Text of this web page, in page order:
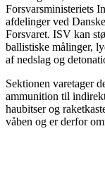
Forsvarsministeriets
afdelinger ved
Forsvaret. ISV kan
ballistiske målinger,
af nedslag og
Sektionen varetager
ammunition til
haubitser og
våben og er derfor